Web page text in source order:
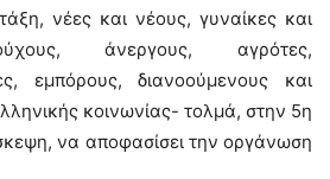
νέες και νέους, γυναίκες και
άνεργους, αγρότες,
εμπόρους, διανοούμενους και
κοινωνίας- τολμά, στην 5η
να αποφασίσει την οργάνωση